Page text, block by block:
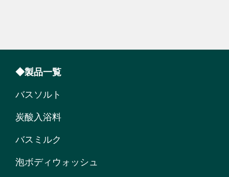
◆製品一覧
バスソルト
炭酸入浴料
バスミルク
泡ボディウォッシュ